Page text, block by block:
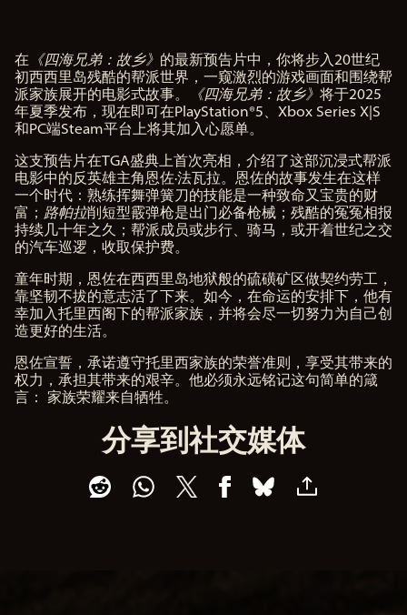
A
c
c
e
p
t
&
P
l
a
y
点
击
播
放
，
即
意
在 《四海兄弟：故乡》 的最新预告片中，你将步入20世纪
初西西里岛残酷的帮派世界，一窥激烈的游戏画面和围绕帮
派家族展开的电影式故事。
《四海兄弟：故乡》 将于2025
年夏季发布，现在即可在PlayStation®5、Xbox Series X|S
和PC端Steam平台上将其加入心愿单。
这支预告片在TGA盛典上首次亮相，介绍了这部沉浸式帮派
电影中的反英雄主角恩佐·法瓦拉。恩佐的故事发生在这样
一个时代：熟练挥舞弹簧刀的技能是一种致命又宝贵的财
富； 路帕拉削短型霰弹枪是出门必备枪械；残酷的冤冤相报
持续几十年之久；帮派成员或步行、骑马，或开着世纪之交
的汽车巡逻，收取保护费。
童年时期，恩佐在西西里岛地狱般的硫磺矿区做契约劳工，
靠坚韧不拔的意志活了下来。如今，在命运的安排下，他有
幸加入托里西阁下的帮派家族，并将会尽一切努力为自己创
造更好的生活。
恩佐宣誓，承诺遵守托里西家族的荣誉准则，享受其带来的
权力，承担其带来的艰辛。他必须永远铭记这句简单的箴
言： 家族荣耀来自牺牲。
分享到社交媒体